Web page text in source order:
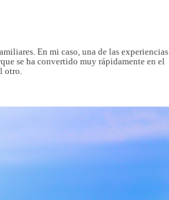
En mi caso, una de las experiencias
se ha convertido muy rápidamente en el
otro.